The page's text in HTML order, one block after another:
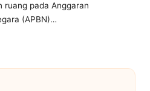
ruang pada Anggaran
(APBN)…